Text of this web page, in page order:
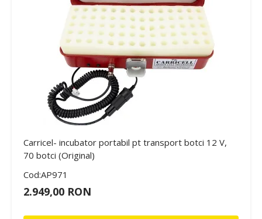
Carricel- incubator portabil pt transport botci 12 V,
70 botci (Original)
Cod:AP971
2.949,00 RON